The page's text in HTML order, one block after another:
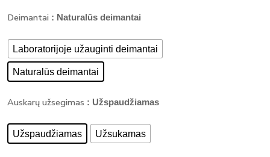
1770,00 €
Deimantai : Naturalūs deimantai
Laboratorijoje užauginti deimantai
Naturalūs deimantai
Auskarų užsegimas : Užspaudžiamas
Užspaudžiamas Užsukamas
kiekis:
auskarai
su
deimantu
-
DEIMANTAI
ct)